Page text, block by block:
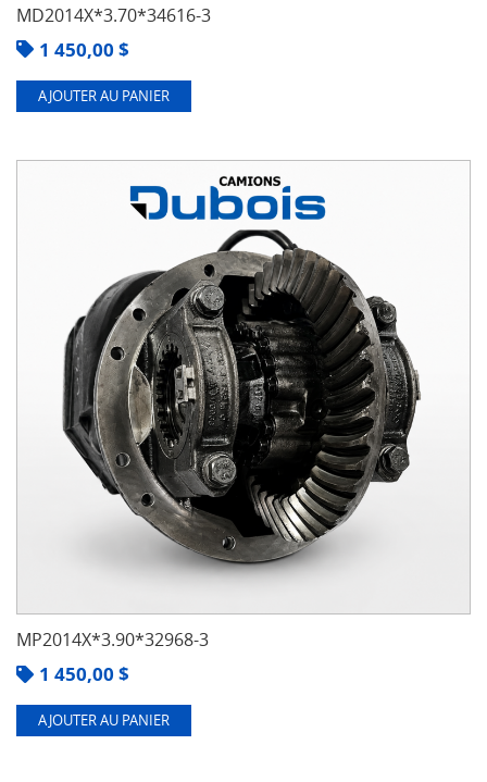
MD2014X*3.70*34616-3
1 450,00 $
AJOUTER AU PANIER
MP2014X*3.90*32968-3
1 450,00 $
AJOUTER AU PANIER